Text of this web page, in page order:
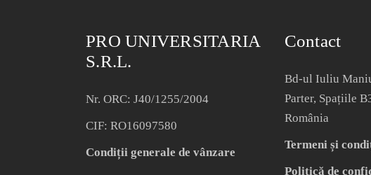
PRO UNIVERSITARIA
S.R.L.
Nr. ORC: J40/1255/2004
CIF: RO16097580
Condiții generale de vânzare
Contact
Bd-ul Iuliu
Parter, Spațiile
România
Termeni și
Politică de